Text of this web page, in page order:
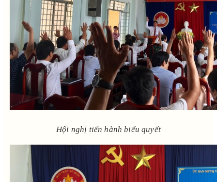
Hội nghị tiến hành biểu quyết